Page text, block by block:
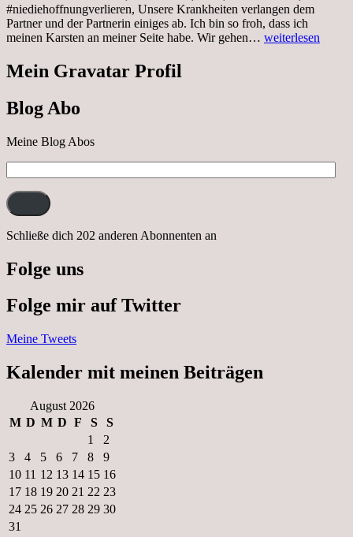
#niediehoffnungverlieren, Unsere Krankheiten verlangen dem
Partner und der Partnerin einiges ab. Ich bin so froh, dass ich
meinen Karsten an meiner Seite habe. Wir gehen… Sonnabend,
weiterlesen
Mein Gravatar Profil
Blog Abo
Meine Blog Abos
Mail-
Adresse:
Schließe dich 202 anderen Abonnenten an
Folge uns
Folge mir auf Twitter
Meine Tweets
Kalender mit meinen Beiträgen
August 2026
M D M D F S
S
1
2
3
4 5 6 7 8
9
10 11 12 13 14 15 16
17 18 19 20 21 22 23
24 25 26 27 28 29 30
31